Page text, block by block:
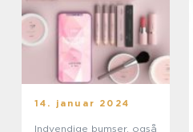
14. januar 2024
Indvendige bumser, også